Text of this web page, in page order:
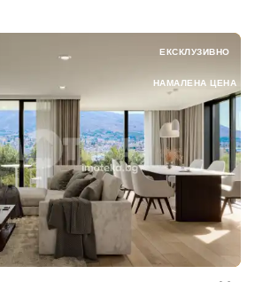
ЕКСКЛУЗИВНО
НАМАЛЕНА ЦЕНА